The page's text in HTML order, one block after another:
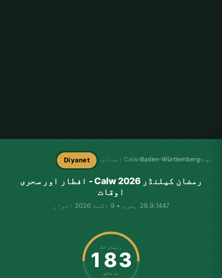
ہوم ›
Baden-Württemberg
›Calw امساکیہ Diyanet
رمضان کیلنڈر Calw 2026 - افطار اور سحری
اوقات
29.9.1447 ہجری • 9 اگست 2026 اتوار
رمضان تک
183
دن باقی